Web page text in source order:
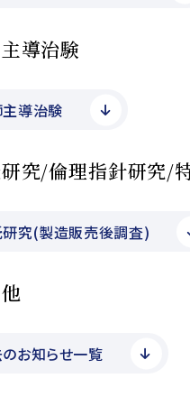
導治験
導治験
究/倫理指針研究/
究(製造販売後調査)
お知らせ一覧